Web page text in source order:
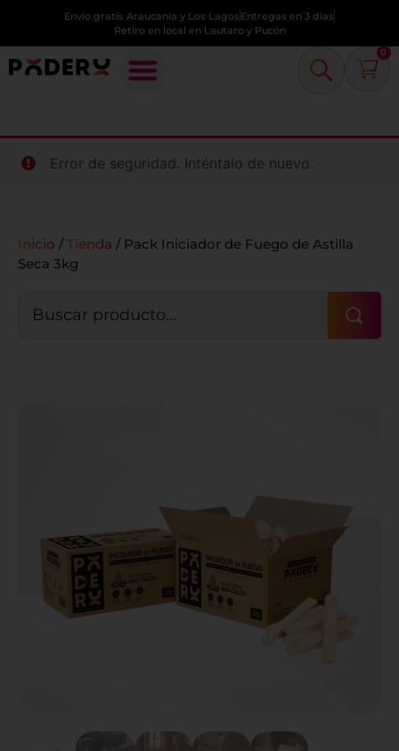
Envío gratis Araucanía y Los Lagos Entregas en 3 días
Retiro en local en Lautaro y Pucón
0
Error de seguridad. Inténtalo de nuevo.
Inicio / Tienda / Pack Iniciador de Fuego de Astilla
Seca 3kg